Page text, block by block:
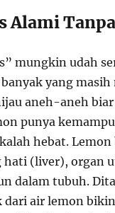
Alami
mungkin udah
yang
aneh-aneh biar
punya
hebat.
hati (liver), organ
dalam tubuh.
dari air lemon